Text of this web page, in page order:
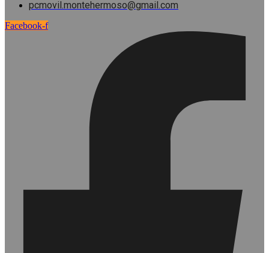
pcmovil.montehermoso@gmail.com
Facebook-f